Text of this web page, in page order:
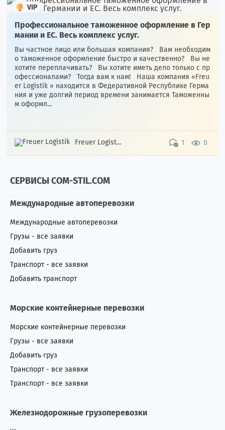
VIP
Профессиональное таможенное оформление в Гер
мании и ЕС. Весь комплекс услуг.
Вы частное лицо или большая компания? Вам необходим
о таможенное оформление быстро и качественно? Вы не
хотите переплачивать? Вы хотите иметь дело только с пр
офессионалами? Тогда вам к нам! Наша компания «Freu
er Logistik » находится в Федеративной Республике Герма
ния и уже долгий период времени занимается Таможенны
м оформл...
Freuer Logist... 1 0
СЕРВИСЫ COM-STIL.COM
Международные автоперевозки
Международные автоперевозки
Грузы - все заявки
Добавить груз
Транспорт - все заявки
Добавить транспорт
Морские контейнерные перевозки
Морские контейнерные перевозки
Грузы - все заявки
Добавить груз
Транспорт - все заявки
Транспорт - все заявки
Железнодорожные грузоперевозки